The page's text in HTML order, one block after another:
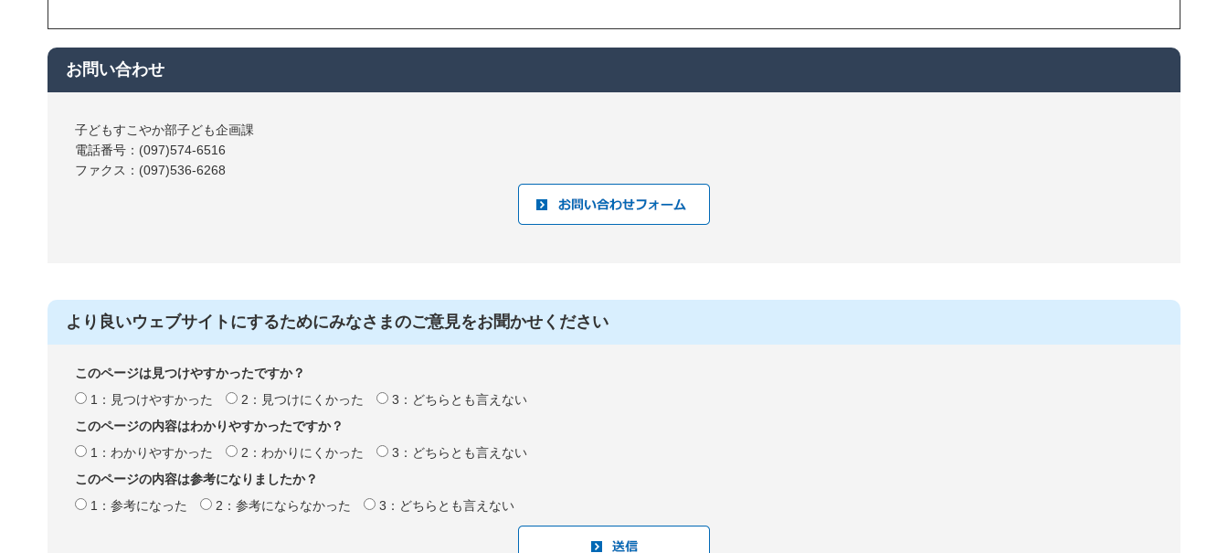
お問い合わせ
子どもすこやか部子ども企画課
電話番号：(097)574-6516
ファクス：(097)536-6268
より良いウェブサイトにするためにみなさまのご意見をお聞かせください
このページは見つけやすかったですか？
1：見つけやすかった
2：見つけにくかった
3：どちらとも言えない
このページの内容はわかりやすかったですか？
1：わかりやすかった
2：わかりにくかった
3：どちらとも言えない
このページの内容は参考になりましたか？
1：参考になった
2：参考にならなかった 3：どちらとも言えない